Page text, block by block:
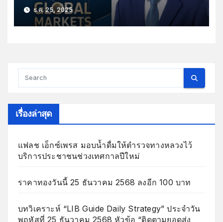
ธ.ค. 25, 2025
เรื่องล่าสุด
แฟลช เอ็กซ์เพรส มอบน้ำดื่มให้ตำรวจทางหลวงไว้
บริการประชาชนช่วงเทศกาลปีใหม่
ราคาทองวันนี้ 25 ธันวาคม 2568 ลงอีก 100 บาท
บทวิเคราะห์ “LIB Guide Daily Strategy” ประจำวัน
พฤหัสที่ 25 ธันวาคม 2568 หัวข้อ “ติดตามยอดส่ง